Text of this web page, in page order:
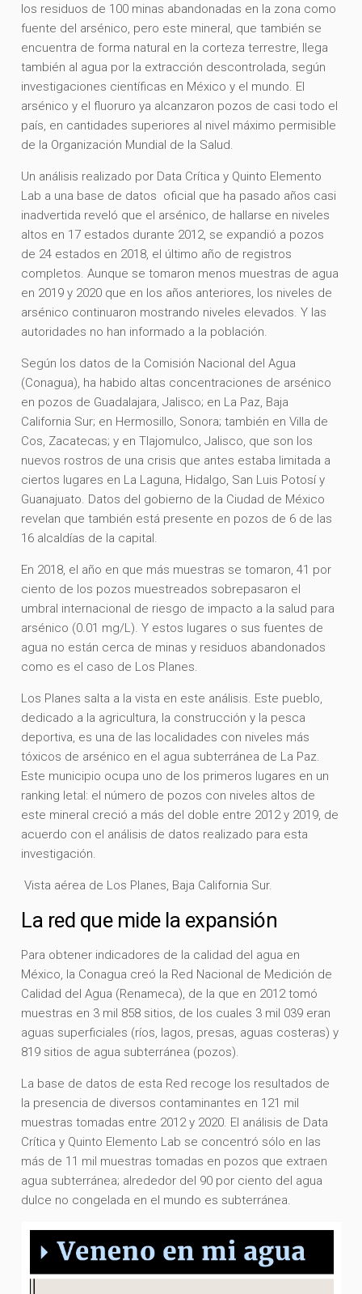
los residuos de 100 minas abandonadas en la zona como
fuente del arsénico, pero este mineral, que también se
encuentra de forma natural en la corteza terrestre, llega
también al agua por la extracción descontrolada, según
investigaciones científicas en México y el mundo. El
arsénico y el fluoruro ya alcanzaron pozos de casi todo el
país, en cantidades superiores al nivel máximo permisible
de la Organización Mundial de la Salud.
Un análisis realizado por Data Crítica y Quinto Elemento
Lab a una base de datos oficial que ha pasado años casi
inadvertida reveló que el arsénico, de hallarse en niveles
altos en 17 estados durante 2012, se expandió a pozos
de 24 estados en 2018, el último año de registros
completos. Aunque se tomaron menos muestras de agua
en 2019 y 2020 que en los años anteriores, los niveles de
arsénico continuaron mostrando niveles elevados. Y las
autoridades no han informado a la población.
Según los datos de la Comisión Nacional del Agua
(Conagua), ha habido altas concentraciones de arsénico
en pozos de Guadalajara, Jalisco; en La Paz, Baja
California Sur; en Hermosillo, Sonora; también en Villa de
Cos, Zacatecas; y en Tlajomulco, Jalisco, que son los
nuevos rostros de una crisis que antes estaba limitada a
ciertos lugares en La Laguna, Hidalgo, San Luis Potosí y
Guanajuato. Datos del gobierno de la Ciudad de México
revelan que también está presente en pozos de 6 de las
16 alcaldías de la capital.
En 2018, el año en que más muestras se tomaron, 41 por
ciento de los pozos muestreados sobrepasaron el
umbral internacional de riesgo de impacto a la salud para
arsénico (0.01 mg/L). Y estos lugares o sus fuentes de
agua no están cerca de minas y residuos abandonados
como es el caso de Los Planes.
Los Planes salta a la vista en este análisis. Este pueblo,
dedicado a la agricultura, la construcción y la pesca
deportiva, es una de las localidades con niveles más
tóxicos de arsénico en el agua subterránea de La Paz.
Este municipio ocupa uno de los primeros lugares en un
ranking letal: el número de pozos con niveles altos de
este mineral creció a más del doble entre 2012 y 2019, de
acuerdo con el análisis de datos realizado para esta
investigación.
Vista aérea de Los Planes, Baja California Sur.
La red que mide la expansión
Para obtener indicadores de la calidad del agua en
México, la Conagua creó la Red Nacional de Medición de
Calidad del Agua (Renameca), de la que en 2012 tomó
muestras en 3 mil 858 sitios, de los cuales 3 mil 039 eran
aguas superficiales (ríos, lagos, presas, aguas costeras) y
819 sitios de agua subterránea (pozos).
La base de datos de esta Red recoge los resultados de
la presencia de diversos contaminantes en 121 mil
muestras tomadas entre 2012 y 2020. El análisis de Data
Crítica y Quinto Elemento Lab se concentró sólo en las
más de 11 mil muestras tomadas en pozos que extraen
agua subterránea; alrededor del 90 por ciento del agua
dulce no congelada en el mundo es subterránea.